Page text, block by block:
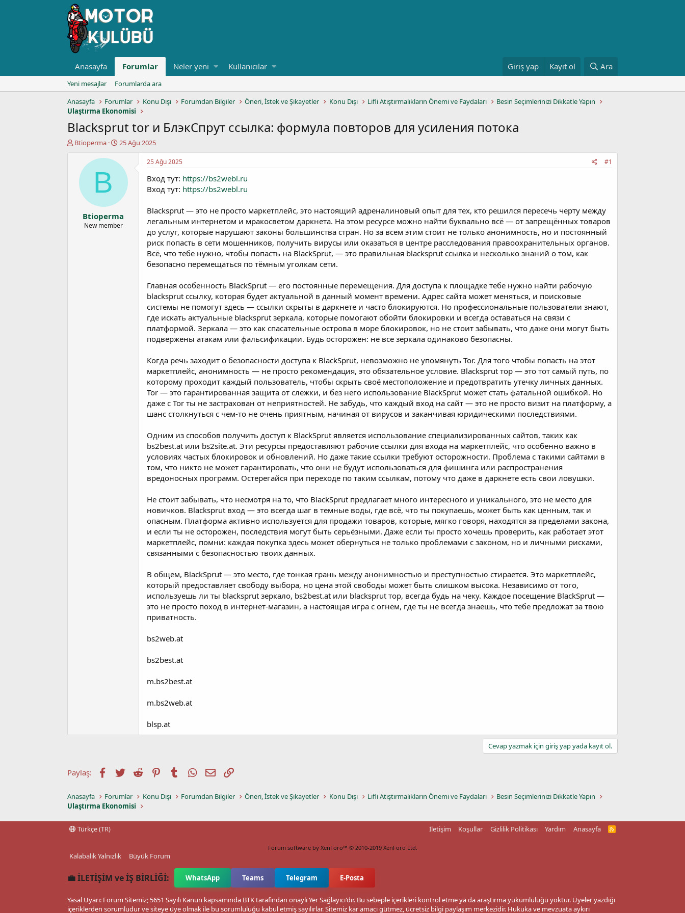
Anasayfa Forumlar Neler yeni Kullanıcılar Giriş yap Kayıt ol Ara
Yeni mesajlar
Forumlarda ara
Anasayfa
Forumlar Konu Dışı Forumdan Bilgiler Öneri, İstek ve Şikayetler Konu Dışı Lifli Atıştırmalıkların Önemi ve Faydaları
Besin Seçimlerinizi Dikkatle Yapın
Ulaştırma Ekonomisi
Blacksprut tor и БлэкСпрут ссылка: формула повторов для усиления потока
K
Btioperma
B
g
ç
t
25 Ağu 2025
B
Btioperma
New member
25 Ağu 2025 #1
Вход тут: https://bs2webl.ru
Вход тут: https://bs2webl.ru
Blacksprut — это не просто маркетплейс, это настоящий адреналиновый опыт для тех, кто решился пересечь черту между
легальным интернетом и мракосветом даркнета. На этом ресурсе можно найти буквально всё — от запрещённых товаров
до услуг, которые нарушают законы большинства стран. Но за всем этим стоит не только анонимность, но и постоянный
риск попасть в сети мошенников, получить вирусы или оказаться в центре расследования правоохранительных органов.
Всё, что тебе нужно, чтобы попасть на BlackSprut, — это правильная blacksprut ссылка и несколько знаний о том, как
безопасно перемещаться по тёмным уголкам сети.
Главная особенность BlackSprut — его постоянные перемещения. Для доступа к площадке тебе нужно найти рабочую
blacksprut ссылку, которая будет актуальной в данный момент времени. Адрес сайта может меняться, и поисковые
системы не помогут здесь — ссылки скрыты в даркнете и часто блокируются. Но профессиональные пользователи знают,
где искать актуальные blacksprut зеркала, которые помогают обойти блокировки и всегда оставаться на связи с
платформой. Зеркала — это как спасательные острова в море блокировок, но не стоит забывать, что даже они могут быть
подвержены атакам или фальсификации. Будь осторожен: не все зеркала одинаково безопасны.
Когда речь заходит о безопасности доступа к BlackSprut, невозможно не упомянуть Tor. Для того чтобы попасть на этот
маркетплейс, анонимность — не просто рекомендация, это обязательное условие. Blacksprut тор — это тот самый путь, по
которому проходит каждый пользователь, чтобы скрыть своё местоположение и предотвратить утечку личных данных.
Tor — это гарантированная защита от слежки, и без него использование BlackSprut может стать фатальной ошибкой. Но
даже с Tor ты не застрахован от неприятностей. Не забудь, что каждый вход на сайт — это не просто визит на платформу, а
шанс столкнуться с чем-то не очень приятным, начиная от вирусов и заканчивая юридическими последствиями.
Одним из способов получить доступ к BlackSprut является использование специализированных сайтов, таких как
bs2best.at или bs2site.at. Эти ресурсы предоставляют рабочие ссылки для входа на маркетплейс, что особенно важно в
условиях частых блокировок и обновлений. Но даже такие ссылки требуют осторожности. Проблема с такими сайтами в
том, что никто не может гарантировать, что они не будут использоваться для фишинга или распространения
вредоносных программ. Остерегайся при переходе по таким ссылкам, потому что даже в даркнете есть свои ловушки.
Не стоит забывать, что несмотря на то, что BlackSprut предлагает много интересного и уникального, это не место для
новичков. Blacksprut вход — это всегда шаг в темные воды, где всё, что ты покупаешь, может быть как ценным, так и
опасным. Платформа активно используется для продажи товаров, которые, мягко говоря, находятся за пределами закона,
и если ты не осторожен, последствия могут быть серьёзными. Даже если ты просто хочешь проверить, как работает этот
маркетплейс, помни: каждая покупка здесь может обернуться не только проблемами с законом, но и личными рисками,
связанными с безопасностью твоих данных.
В общем, BlackSprut — это место, где тонкая грань между анонимностью и преступностью стирается. Это маркетплейс,
который предоставляет свободу выбора, но цена этой свободы может быть слишком высока. Независимо от того,
используешь ли ты blacksprut зеркало, bs2best.at или blacksprut тор, всегда будь на чеку. Каждое посещение BlackSprut —
это не просто поход в интернет-магазин, а настоящая игра с огнём, где ты не всегда знаешь, что тебе предложат за твою
приватность.
bs2web.at
bs2best.at
m.bs2best.at
m.bs2web.at
blsp.at
Cevap yazmak için giriş yap yada kayıt ol.
Paylaş: Facebook
TwitterReddit PinterestTumblrWhatsApp
E-postaLink
Anasayfa Forumlar Konu Dışı Forumdan Bilgiler Öneri, İstek ve Şikayetler Konu Dışı Lifli Atıştırmalıkların Önemi ve Faydaları
Besin Seçimlerinizi Dikkatle Yapın
Ulaştırma Ekonomisi
Türkçe (TR) İletişim Koşullar Gizlilik Politikası Yardım Anasayfa
R
Forum software by XenForo™ © 2010-2019 XenForo Ltd.
Kalabalık Yalnızlık Büyük Forum
💼 İLETİŞİM ve İŞ BİRLİĞİ: WhatsApp Teams Telegram E-Posta
Yasal Uyarı: Forum Sitemiz; 5651 Sayılı Kanun kapsamında BTK tarafından onaylı Yer Sağlayıcı'dır. Bu sebeple içerikleri kontrol etme ya da araştırma yükümlülüğü yoktur. Üyeler yazdığı
içeriklerden sorumludur ve siteye üye olmak ile bu sorumluluğu kabul etmiş sayılırlar. Sitemiz kar amacı gütmez, ücretsiz bilgi paylaşım merkezidir. Hukuka ve mevzuata aykırı